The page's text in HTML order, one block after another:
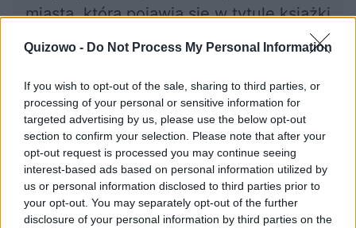
Quizowo - Do Not Process My Personal Information
If you wish to opt-out of the sale, sharing to third parties, or
processing of your personal or sensitive information for
targeted advertising by us, please use the below opt-out
section to confirm your selection. Please note that after your
opt-out request is processed you may continue seeing
interest-based ads based on personal information utilized by
us or personal information disclosed to third parties prior to
your opt-out. You may separately opt-out of the further
disclosure of your personal information by third parties on the
miasta, która pojawia się w tytule książki
bądź filmu?
Rozpocznij quiz